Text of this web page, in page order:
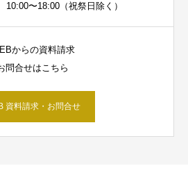
〜18:00（祝祭日除く）
からの資料請求
問合せはこちら
資料請求・お問合せ